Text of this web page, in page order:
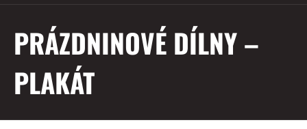
PRÁZDNINOVÉ DÍLNY –
PLAKÁT